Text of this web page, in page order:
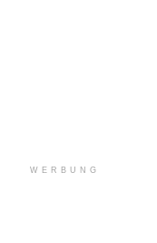
WERBUNG